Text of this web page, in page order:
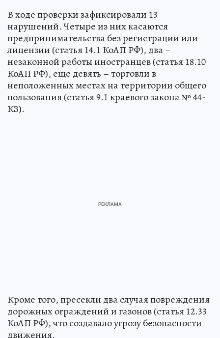
В ходе проверки зафиксировали 13
нарушений. Четыре из них касаются
предпринимательства без регистрации или
лицензии (статья 14.1 КоАП РФ), два –
незаконной работы иностранцев (статья 18.10
КоАП РФ), еще девять – торговли в
неположенных местах на территории общего
пользования (статья 9.1 краевого закона № 44-
КЗ).
Кроме того, пресекли два случая повреждения
дорожных ограждений и газонов (статья 12.33
КоАП РФ), что создавало угрозу безопасности
движения.